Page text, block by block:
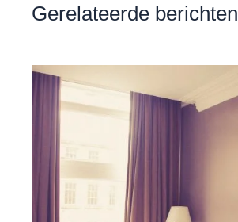
Gerelateerde berichten